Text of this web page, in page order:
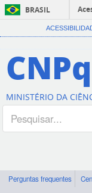
BRASIL
CNPq
MINISTÉRIO DA
Perguntas frequentes